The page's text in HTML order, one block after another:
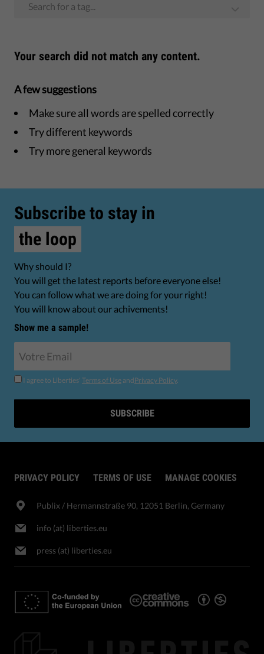
Search for a tag...
Your search did not match any content.
A few suggestions
Make sure all words are spelled correctly
Try different keywords
Try more general keywords
Subscribe to stay in
the loop
Why should I?
You will get the latest reports before everyone else!
You can follow what we are doing for your right!
You will know about our achivements!
Show me a sample!
I agree to Liberties' Terms of Use andPrivacy Policy.
SUBSCRIBE
PRIVACY POLICY TERMS OF USE MANAGE COOKIES
Publix​ / Hermannstraße 90, 12051 Berlin, Germany
info (at) liberties.eu
press (at) liberties.eu